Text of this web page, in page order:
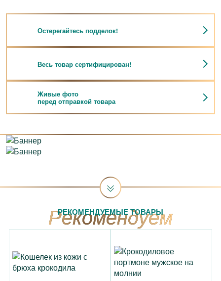
Остерегайтесь подделок!
Весь товар сертифицирован!
Живые фото
перед отправкой товара
РЕКОМЕНДУЕМЫЕ ТОВАРЫ